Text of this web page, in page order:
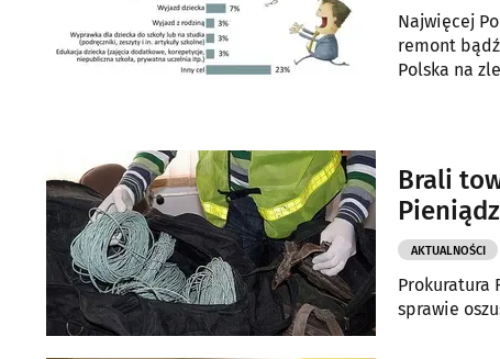
Najwięcej
remont
Polska na
Brali
AKTUALNOŚCI
Prokuratura
sprawie